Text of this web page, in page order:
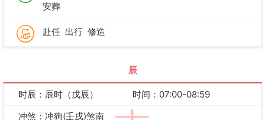
安葬
赴任 出行 修造
辰
时辰：辰时（戊辰）
时间：07:00-08:59
冲煞：冲狗(壬戌)煞南